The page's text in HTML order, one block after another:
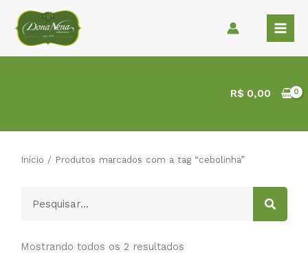
para
conteúdo
R$ 0,00
Início / Produtos marcados com a tag “cebolinha”
Mostrando todos os 2 resultados